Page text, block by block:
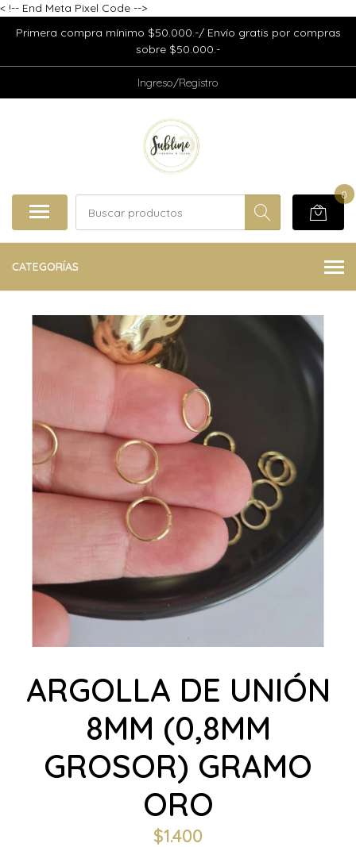
< !-- End Meta Pixel Code -->
Primera compra mínimo $50.000.-/ Envío gratis por compras
sobre $50.000.-
Ingreso/Registro
0
CATEGORÍAS
ARGOLLA DE UNIÓN
8MM (0,8MM
GROSOR) GRAMO
ORO
$1.400